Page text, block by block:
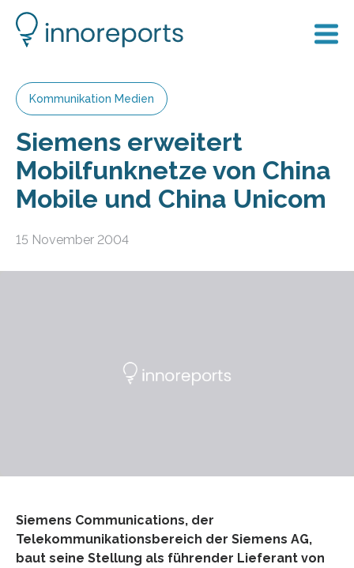
Kommunikation Medien
Siemens erweitert
Mobilfunknetze von China
Mobile und China Unicom
15 November 2004
Siemens Communications, der
Telekommunikationsbereich der Siemens AG,
baut seine Stellung als führender Lieferant von